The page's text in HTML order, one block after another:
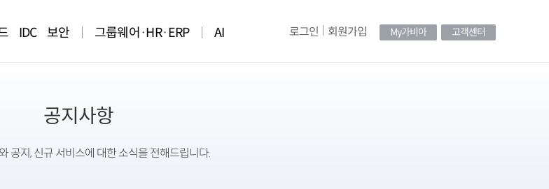
IDC 보안 그룹웨어·HR·ERP AI 로그인 회원가입 My가비아 고객센터
공지사항
공지, 신규 서비스에 대한 소식을 전해드립니다.